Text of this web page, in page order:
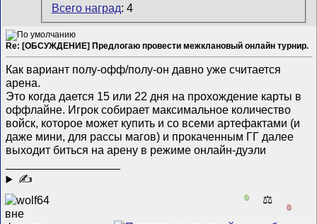
Всего наград: 4
Re: [ОБСУЖДЕНИЕ] Предлогаю провести межклановый онлайн турнир.
Как вариант полу-офф/полу-он давно уже считается
арена.
Это когда дается 15 или 22 дня на прохождение карты в
оффлайне. Игрок собирает максимальное количество
войск, которое может купить и со всеми артефактами (и
даже мини, для рассы магов) и прокаченным ГГ далее
выходит биться на арену в режиме онлайн-дуэли
✍
0 ⚖️
0